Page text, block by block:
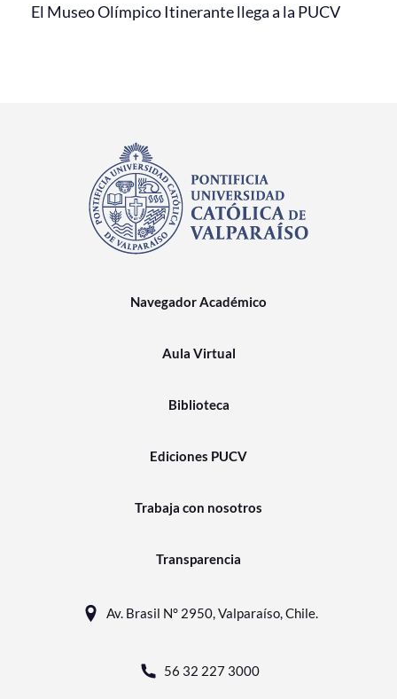
El Museo Olímpico Itinerante llega a la PUCV
Navegador Académico
Aula Virtual
Biblioteca
Ediciones PUCV
Trabaja con nosotros
Transparencia
Av. Brasil N° 2950, Valparaíso, Chile.
56 32 227 3000